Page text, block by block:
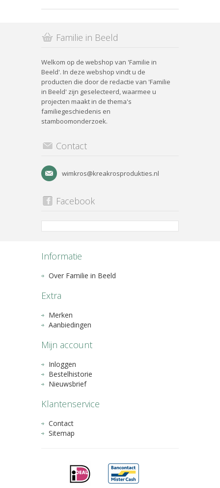
Familie in Beeld
Welkom op de webshop van 'Familie in
Beeld'. In deze webshop vindt u de
producten die door de redactie van 'Familie
in Beeld' zijn geselecteerd, waarmee u
projecten maakt in de thema's
familiegeschiedenis en
stamboomonderzoek.
Contact
wimkros@kreakrosprodukties.nl
Facebook
Informatie
Over Familie in Beeld
Extra
Merken
Aanbiedingen
Mijn account
Inloggen
Bestelhistorie
Nieuwsbrief
Klantenservice
Contact
Sitemap